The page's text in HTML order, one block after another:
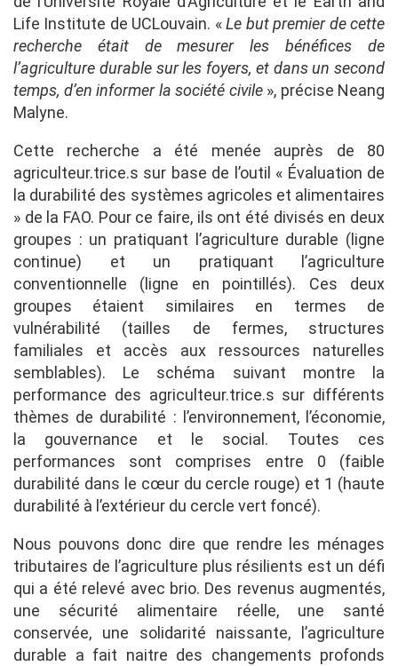
Life Institute de UCLouvain. «Le but premier de cette
recherche était de mesurer les bénéfices de
l’agriculture durable sur les foyers, et dans un second
temps, d’en informer la société civile», précise Neang
Malyne.
Cette recherche a été menée auprès de 80
agriculteur.trice.s sur base de l’outil « Évaluation de
la durabilité des systèmes agricoles et alimentaires
» de la FAO. Pour ce faire, ils ont été divisés en deux
groupes : un pratiquant l’agriculture durable (ligne
continue) et un pratiquant l’agriculture
conventionnelle (ligne en pointillés). Ces deux
groupes étaient similaires en termes de
vulnérabilité (tailles de fermes, structures
familiales et accès aux ressources naturelles
semblables). Le schéma suivant montre la
performance des agriculteur.trice.s sur différents
thèmes de durabilité : l’environnement, l’économie,
la gouvernance et le social. Toutes ces
performances sont comprises entre 0 (faible
durabilité dans le cœur du cercle rouge) et 1 (haute
durabilité à l’extérieur du cercle vert foncé).
Nous pouvons donc dire que rendre les ménages
tributaires de l’agriculture plus résilients est un défi
qui a été relevé avec brio. Des revenus augmentés,
une sécurité alimentaire réelle, une santé
conservée, une solidarité naissante, l’agriculture
durable a fait naitre des changements profonds